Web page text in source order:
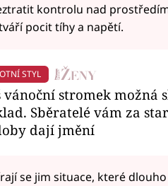
kontrolu nad
pocit tíhy a napětí.
STYL
vánoční stromek možná
Sběratelé vám za
dají jmění
se jim situace, které